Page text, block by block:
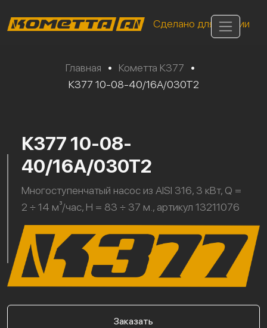
Сделано для России
Главная • Кометта К377
•
К377 10-08-40/16А/030Т2
К377 10-08-
40/16А/030Т2
Многоступенчатый насос из AISI 316, 3 кВт, Q =
2 ÷ 14 м³/час, H = 83 ÷ 37 м., артикул 13211076
Заказать